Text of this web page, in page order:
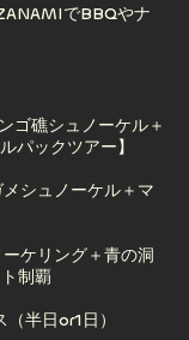
（半日or1日）
でBBQやナ
ゴ礁シュノーケル＋
パックツアー】
ゴ礁シュノーケル＋
メシュノーケル＋マ
シュノーケル＋マ
ーケリング＋青の洞
制覇
半日or1日）